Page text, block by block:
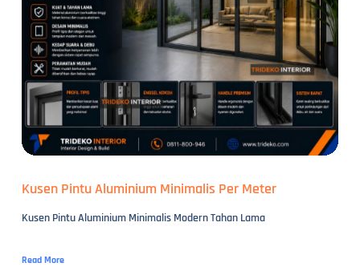
Kusen Pintu Aluminium Minimalis Per Meter
Kusen Pintu Aluminium Minimalis Modern Tahan Lama
Read More